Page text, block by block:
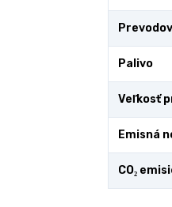
Palivo
Veľkosť
Emisná
CO₂